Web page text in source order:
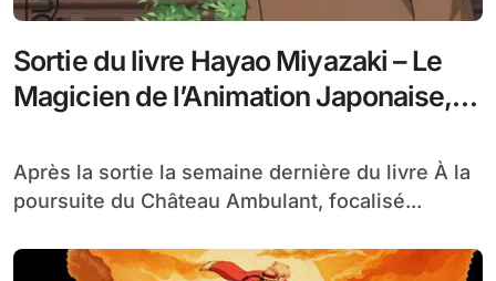
Sortie du livre Hayao Miyazaki – Le
Magicien de l’Animation Japonaise,
Fantastique
Après la sortie la semaine dernière du livre À la
poursuite du Château Ambulant, focalisé...